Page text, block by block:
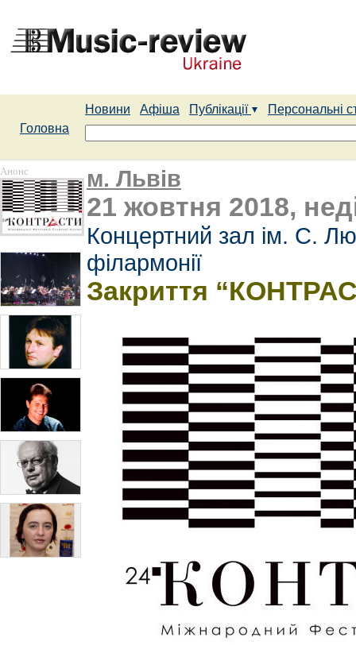
Новини Афіша Публікації
Персональні
Головна
Анонс м. Львів
21 жовтня 2018,
Концертний зал ім. С.
філармонії
Закриття